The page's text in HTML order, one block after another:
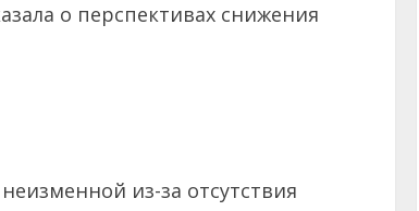
о перспективах снижения
из-за отсутствия